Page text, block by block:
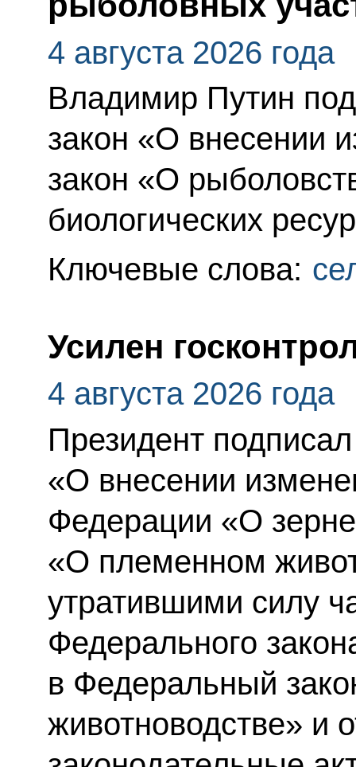
4 августа 2026 года
Владимир Путин
закон «О внесении
закон «О
биологических
Ключевые слова:
Усилен
4 августа 2026 года
Президент
«О внесении
Федерации «О
«О племенном
утратившими силу
Федерального
в Федеральный
животноводстве» и